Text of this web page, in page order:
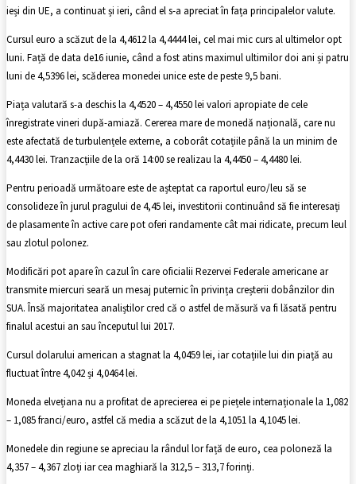
ieși din UE, a continuat și ieri, când el s-a apreciat în fața principalelor valute.
Cursul euro a scăzut de la 4,4612 la 4,4444 lei, cel mai mic curs al ultimelor opt
luni. Față de data de16 iunie, când a fost atins maximul ultimilor doi ani și patru
luni de 4,5396 lei, scăderea monedei unice este de peste 9,5 bani.
Piața valutară s-a deschis la 4,4520 – 4,4550 lei valori apropiate de cele
înregistrate vineri după-amiază. Cererea mare de monedă națională, care nu
este afectată de turbulențele externe, a coborât cotațiile până la un minim de
4,4430 lei. Tranzacțiile de la oră 14:00 se realizau la 4,4450 – 4,4480 lei.
Pentru perioadă următoare este de așteptat ca raportul euro/leu să se
consolideze în jurul pragului de 4,45 lei, investitorii continuând să fie interesați
de plasamente în active care pot oferi randamente cât mai ridicate, precum leul
sau zlotul polonez.
Modificări pot apare în cazul în care oficialii Rezervei Federale americane ar
transmite miercuri seară un mesaj puternic în privința creșterii dobânzilor din
SUA. Însă majoritatea analiștilor cred că o astfel de măsură va fi lăsată pentru
finalul acestui an sau începutul lui 2017.
Cursul dolarului american a stagnat la 4,0459 lei, iar cotațiile lui din piață au
fluctuat între 4,042 și 4,0464 lei.
Moneda elvețiana nu a profitat de aprecierea ei pe piețele internaționale la 1,082
– 1,085 franci/euro, astfel că media a scăzut de la 4,1051 la 4,1045 lei.
Monedele din regiune se apreciau la rândul lor față de euro, cea poloneză la
4,357 – 4,367 zloți iar cea maghiară la 312,5 – 313,7 forinți.